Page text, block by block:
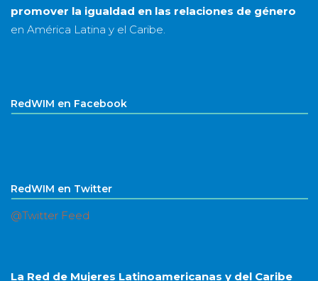
promover la igualdad en las relaciones de género
en América Latina y el Caribe.
RedWIM en Facebook
RedWIM en Twitter
@Twitter Feed
La Red de Mujeres Latinoamericanas y del Caribe